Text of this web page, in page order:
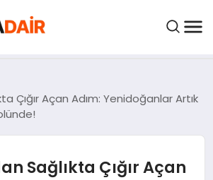
Çığır Açan Adım: Yenidoğanlar Artık
Sağlıkta Çığır Açan